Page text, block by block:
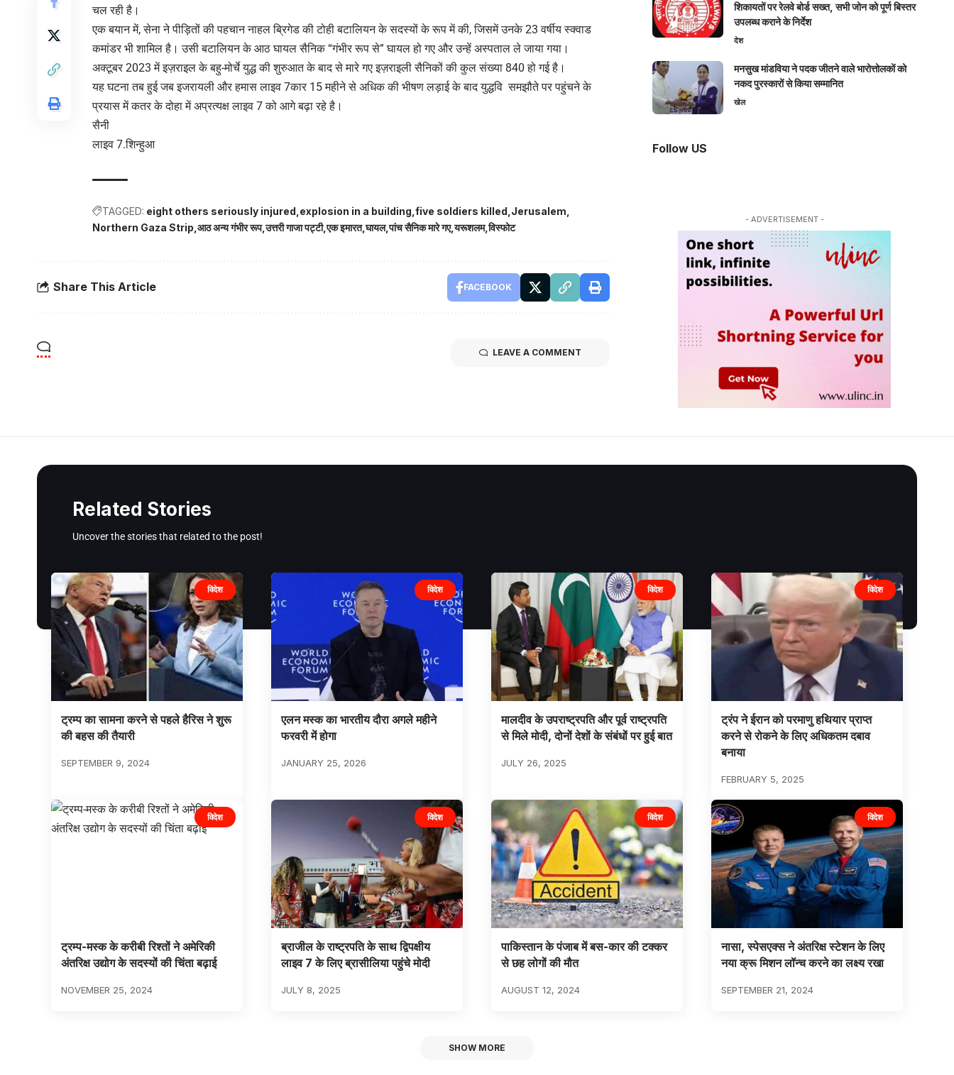
चल रही है।
एक बयान में, सेना ने पीड़ितों की पहचान नाहल ब्रिगेड की टोही बटालियन के सदस्यों के रूप में की, जिसमें उनके 23 वर्षीय स्क्वाड
कमांडर भी शामिल है। उसी बटालियन के आठ घायल सैनिक “गंभीर रूप से” घायल हो गए और उन्हें अस्पताल ले जाया गया।
अक्टूबर 2023 में इज़राइल के बहु-मोर्चे युद्ध की शुरुआत के बाद से मारे गए इज़राइली सैनिकों की कुल संख्या 840 हो गई है।
यह घटना तब हुई जब इजरायली और हमास लाइव 7कार 15 महीने से अधिक की भीषण लड़ाई के बाद युद्धवि समझौते पर पहुंचने के
प्रयास में कतर के दोहा में अप्रत्यक्ष लाइव 7 को आगे बढ़ा रहे है।
सैनी
लाइव 7.शिन्हुआ
TAGGED: eight others seriously injured explosion in a building five soldiers killed Jerusalem
Northern Gaza Strip आठ अन्य गंभीर रूप उत्तरी गाजा पट्टी एक इमारत घायल पांच सैनिक मारे गए यरूशलम विस्फोट
Share This Article FACEBOOK
LEAVE A COMMENT
शिकायतों पर रेलवे बोर्ड सख्त, सभी जोन को पूर्ण बिस्तर
उपलब्ध कराने के निर्देश
देश
मनसुख मांडविया ने पदक जीतने वाले भारोत्तोलकों को
नकद पुरस्कारों से किया सम्मानित
खेल
Follow US
- ADVERTISEMENT -
Related Stories
Uncover the stories that related to the post!
विदेश
ट्रम्प का सामना करने से पहले हैरिस ने शुरू
की बहस की तैयारी
SEPTEMBER 9, 2024
विदेश
एलन मस्क का भारतीय दौरा अगले महीने
फरवरी में होगा
JANUARY 25, 2026
विदेश
मालदीव के उपराष्ट्रपति और पूर्व राष्ट्रपति
से मिले मोदी, दोनों देशों के संबंधों पर हुई बात
JULY 26, 2025
विदेश
ट्रंप ने ईरान को परमाणु हथियार प्राप्त
करने से रोकने के लिए अधिकतम दबाव
बनाया
FEBRUARY 5, 2025
विदेश
ट्रम्प-मस्क के करीबी रिश्तों ने अमेरिकी
अंतरिक्ष उद्योग के सदस्यों की चिंता बढ़ाई
NOVEMBER 25, 2024
विदेश
ब्राजील के राष्ट्रपति के साथ द्विपक्षीय
लाइव 7 के लिए ब्रासीलिया पहुंचे मोदी
JULY 8, 2025
विदेश
पाकिस्तान के पंजाब में बस-कार की टक्कर
से छह लोगों की मौत
AUGUST 12, 2024
विदेश
नासा, स्पेसएक्स ने अंतरिक्ष स्टेशन के लिए
नया क्रू मिशन लॉन्च करने का लक्ष्य रखा
SEPTEMBER 21, 2024
SHOW MORE